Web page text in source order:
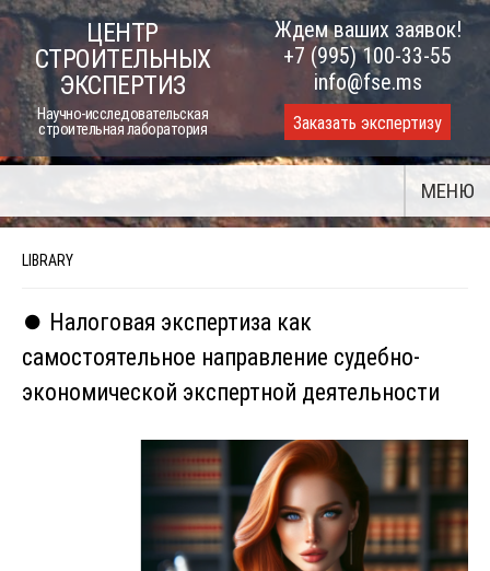
Skip
to
content
ЦЕНТР
СТРОИТЕЛЬНЫХ
ЭКСПЕРТИЗ
Научно-исследовательская
строительная лаборатория
Ждем ваших заявок!
+7 (995) 100-33-55
info@fse.ms
Заказать экспертизу
МЕНЮ
LIBRARY
⏺️ Налоговая экспертиза как
самостоятельное направление судебно-
экономической экспертной деятельности